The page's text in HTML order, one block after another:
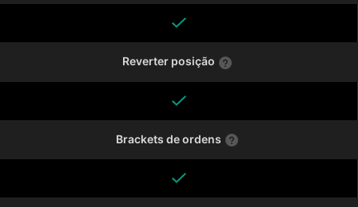
Reverter posição
Brackets de ordens